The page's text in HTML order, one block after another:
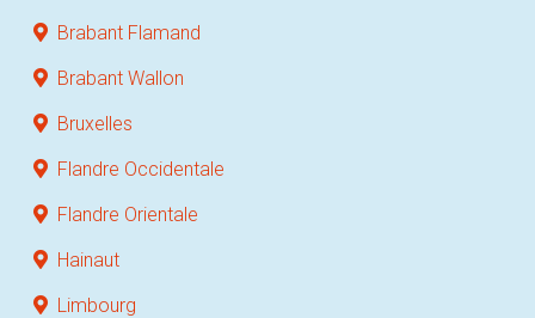
Brabant Flamand
Brabant Wallon
Bruxelles
Flandre Occidentale
Flandre Orientale
Hainaut
Limbourg